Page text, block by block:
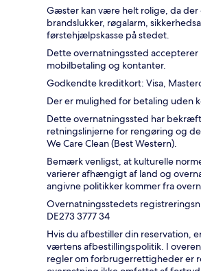
Gæster kan være helt rolige, da der
brandslukker, røgalarm,
førstehjælpskasse på stedet.
Dette overnatningssted
mobilbetaling og kontanter.
Godkendte kreditkort: Visa,
Der er mulighed for betaling uden
Dette overnatningssted har
retningslinjerne for rengøring og
We Care Clean (Best Western).
Bemærk venligst, at kulturelle
varierer afhængigt af land og
angivne politikker kommer fra
Overnatningsstedets
DE273 3777 34
Hvis du afbestiller din reservation,
værtens afbestillingspolitik. I
regler om forbrugerrettigheder er